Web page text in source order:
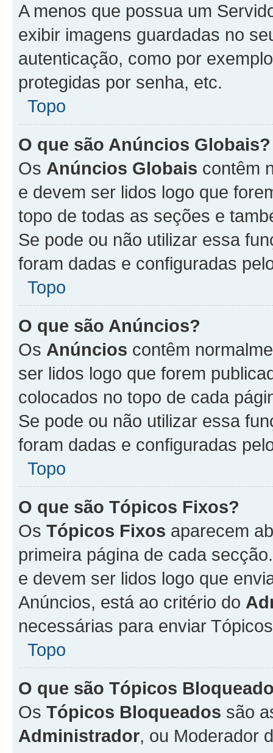
A menos que possua um
exibir imagens guardadas no
autenticação, como por
protegidas por senha, etc.
Topo
O que são Anúncios Globais?
Os Anúncios Globais contêm
e devem ser lidos logo que
topo de todas as seções e
Se pode ou não utilizar essa
foram dadas e configuradas
Topo
O que são Anúncios?
Os Anúncios contêm
ser lidos logo que forem
colocados no topo de cada
Se pode ou não utilizar essa
foram dadas e configuradas
Topo
O que são Tópicos Fixos?
Os Tópicos Fixos aparecem
primeira página de cada
e devem ser lidos logo que
Anúncios, está ao critério do
necessárias para enviar
Topo
O que são Tópicos
Os Tópicos Bloqueados são
Administrador, ou Moderador